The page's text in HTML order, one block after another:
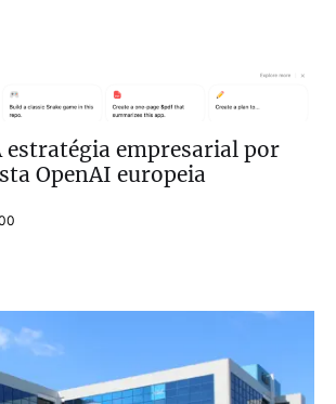
empresarial por
OpenAI europeia